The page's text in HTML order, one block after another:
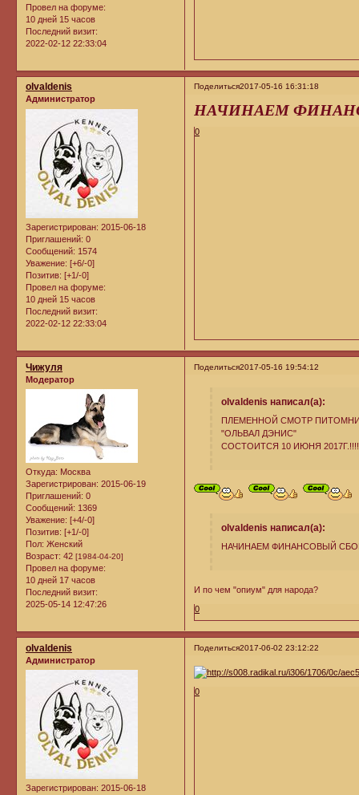
Провел на форуме:
10 дней 15 часов
Последний визит:
2022-02-12 22:33:04
Поделиться2017-05-16 16:31:18
olvaldenis
Администратор
Зарегистрирован: 2015-06-18
Приглашений: 0
Сообщений: 1574
Уважение: [+6/-0]
Позитив: [+1/-0]
Провел на форуме:
10 дней 15 часов
Последний визит:
2022-02-12 22:33:04
НАЧИНАЕМ
0
Поделиться2017-05-16 19:54:12
Чижуля
Модератор
Откуда: Москва
Зарегистрирован: 2015-06-19
Приглашений: 0
Сообщений: 1369
Уважение: [+4/-0]
Позитив: [+1/-0]
Пол: Женский
Возраст: 42 [1984-04-20]
Провел на форуме:
10 дней 17 часов
Последний визит:
2025-05-14 12:47:26
olvaldenis написал(а):
ПЛЕМЕННОЙ СМОТР
"ОЛЬВАЛ ДЭНИС"
СОСТОИТСЯ 10 ИЮНЯ
olvaldenis написал(а):
НАЧИНАЕМ ФИНАНСОВЫЙ
И по чем "опиум" для народа?
0
Поделиться2017-06-02 23:12:22
olvaldenis
Администратор
Зарегистрирован: 2015-06-18
0